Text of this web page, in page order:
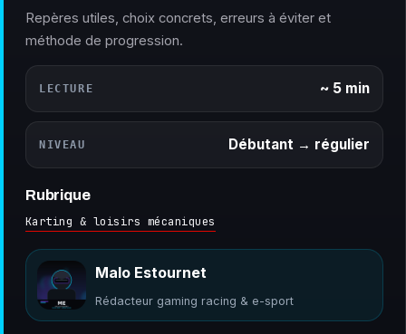
Repères utiles, choix concrets, erreurs à éviter et
méthode de progression.
LECTURE ~ 5 min
NIVEAU Débutant → régulier
Rubrique
Karting & loisirs mécaniques
Malo Estournet
Rédacteur gaming racing & e-sport